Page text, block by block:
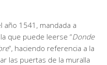
año 1541, mandada a
que puede leerse “Donde
“, haciendo referencia a la
las puertas de la muralla